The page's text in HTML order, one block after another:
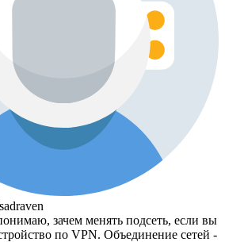
зачем менять подсеть, если вы
по VPN. Объединение сетей -